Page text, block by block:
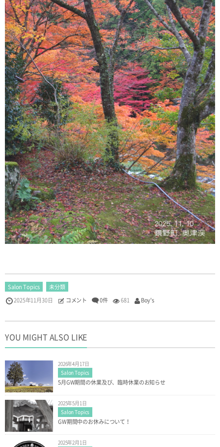
Salon Topics
未分類
2025年11月30日
コメント 0件 681 Boy's
YOU MIGHT ALSO LIKE
2026年4月17日
Salon Topics
5月GW期間の休業及び、臨時休業のお知らせ
2025年5月1日
Salon Topics
GW期間中のお休みについて！
2025年2月1日